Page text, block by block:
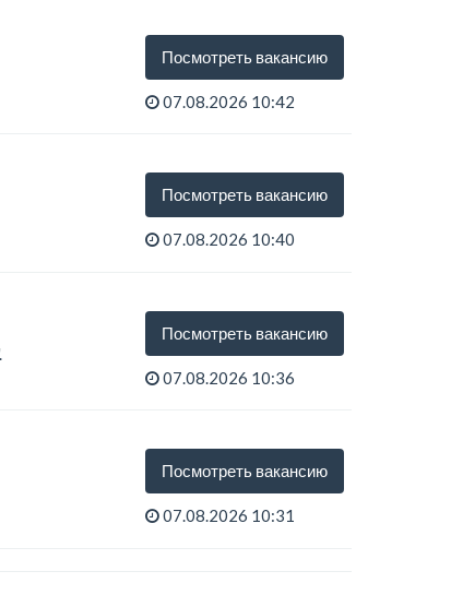
Посмотреть вакансию
07.08.2026 10:42
Посмотреть вакансию
07.08.2026 10:40
Посмотреть вакансию
07.08.2026 10:36
Посмотреть вакансию
07.08.2026 10:31